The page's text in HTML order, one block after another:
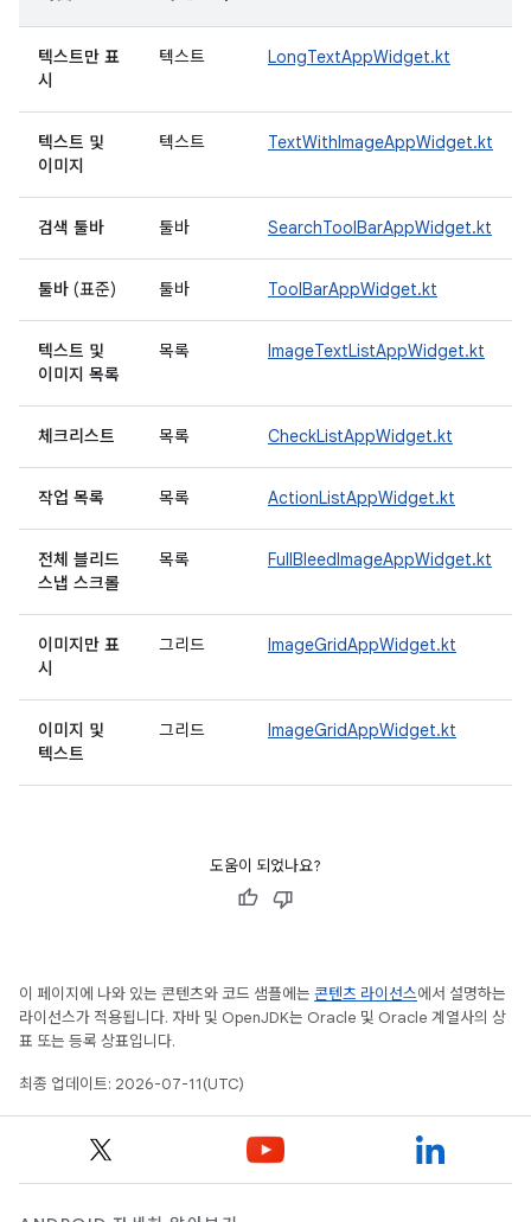
텍스트만 표
시
텍스트 LongTextAppWidget.kt
텍스트 및
이미지
텍스트 TextWithImageAppWidget.kt
검색 툴바 툴바 SearchToolBarAppWidget.kt
툴바 (표준) 툴바 ToolBarAppWidget.kt
텍스트 및
이미지 목록
목록 ImageTextListAppWidget.kt
체크리스트 목록 CheckListAppWidget.kt
작업 목록 목록 ActionListAppWidget.kt
전체 블리드
스냅 스크롤
목록 FullBleedImageAppWidget.kt
이미지만 표
시
그리드 ImageGridAppWidget.kt
이미지 및
텍스트
그리드 ImageGridAppWidget.kt
도움이 되었나요?
이 페이지에 나와 있는 콘텐츠와 코드 샘플에는 콘텐츠 라이선스에서 설명하는
라이선스가 적용됩니다. 자바 및 OpenJDK는 Oracle 및 Oracle 계열사의 상
표 또는 등록 상표입니다.
최종 업데이트: 2026-07-11(UTC)